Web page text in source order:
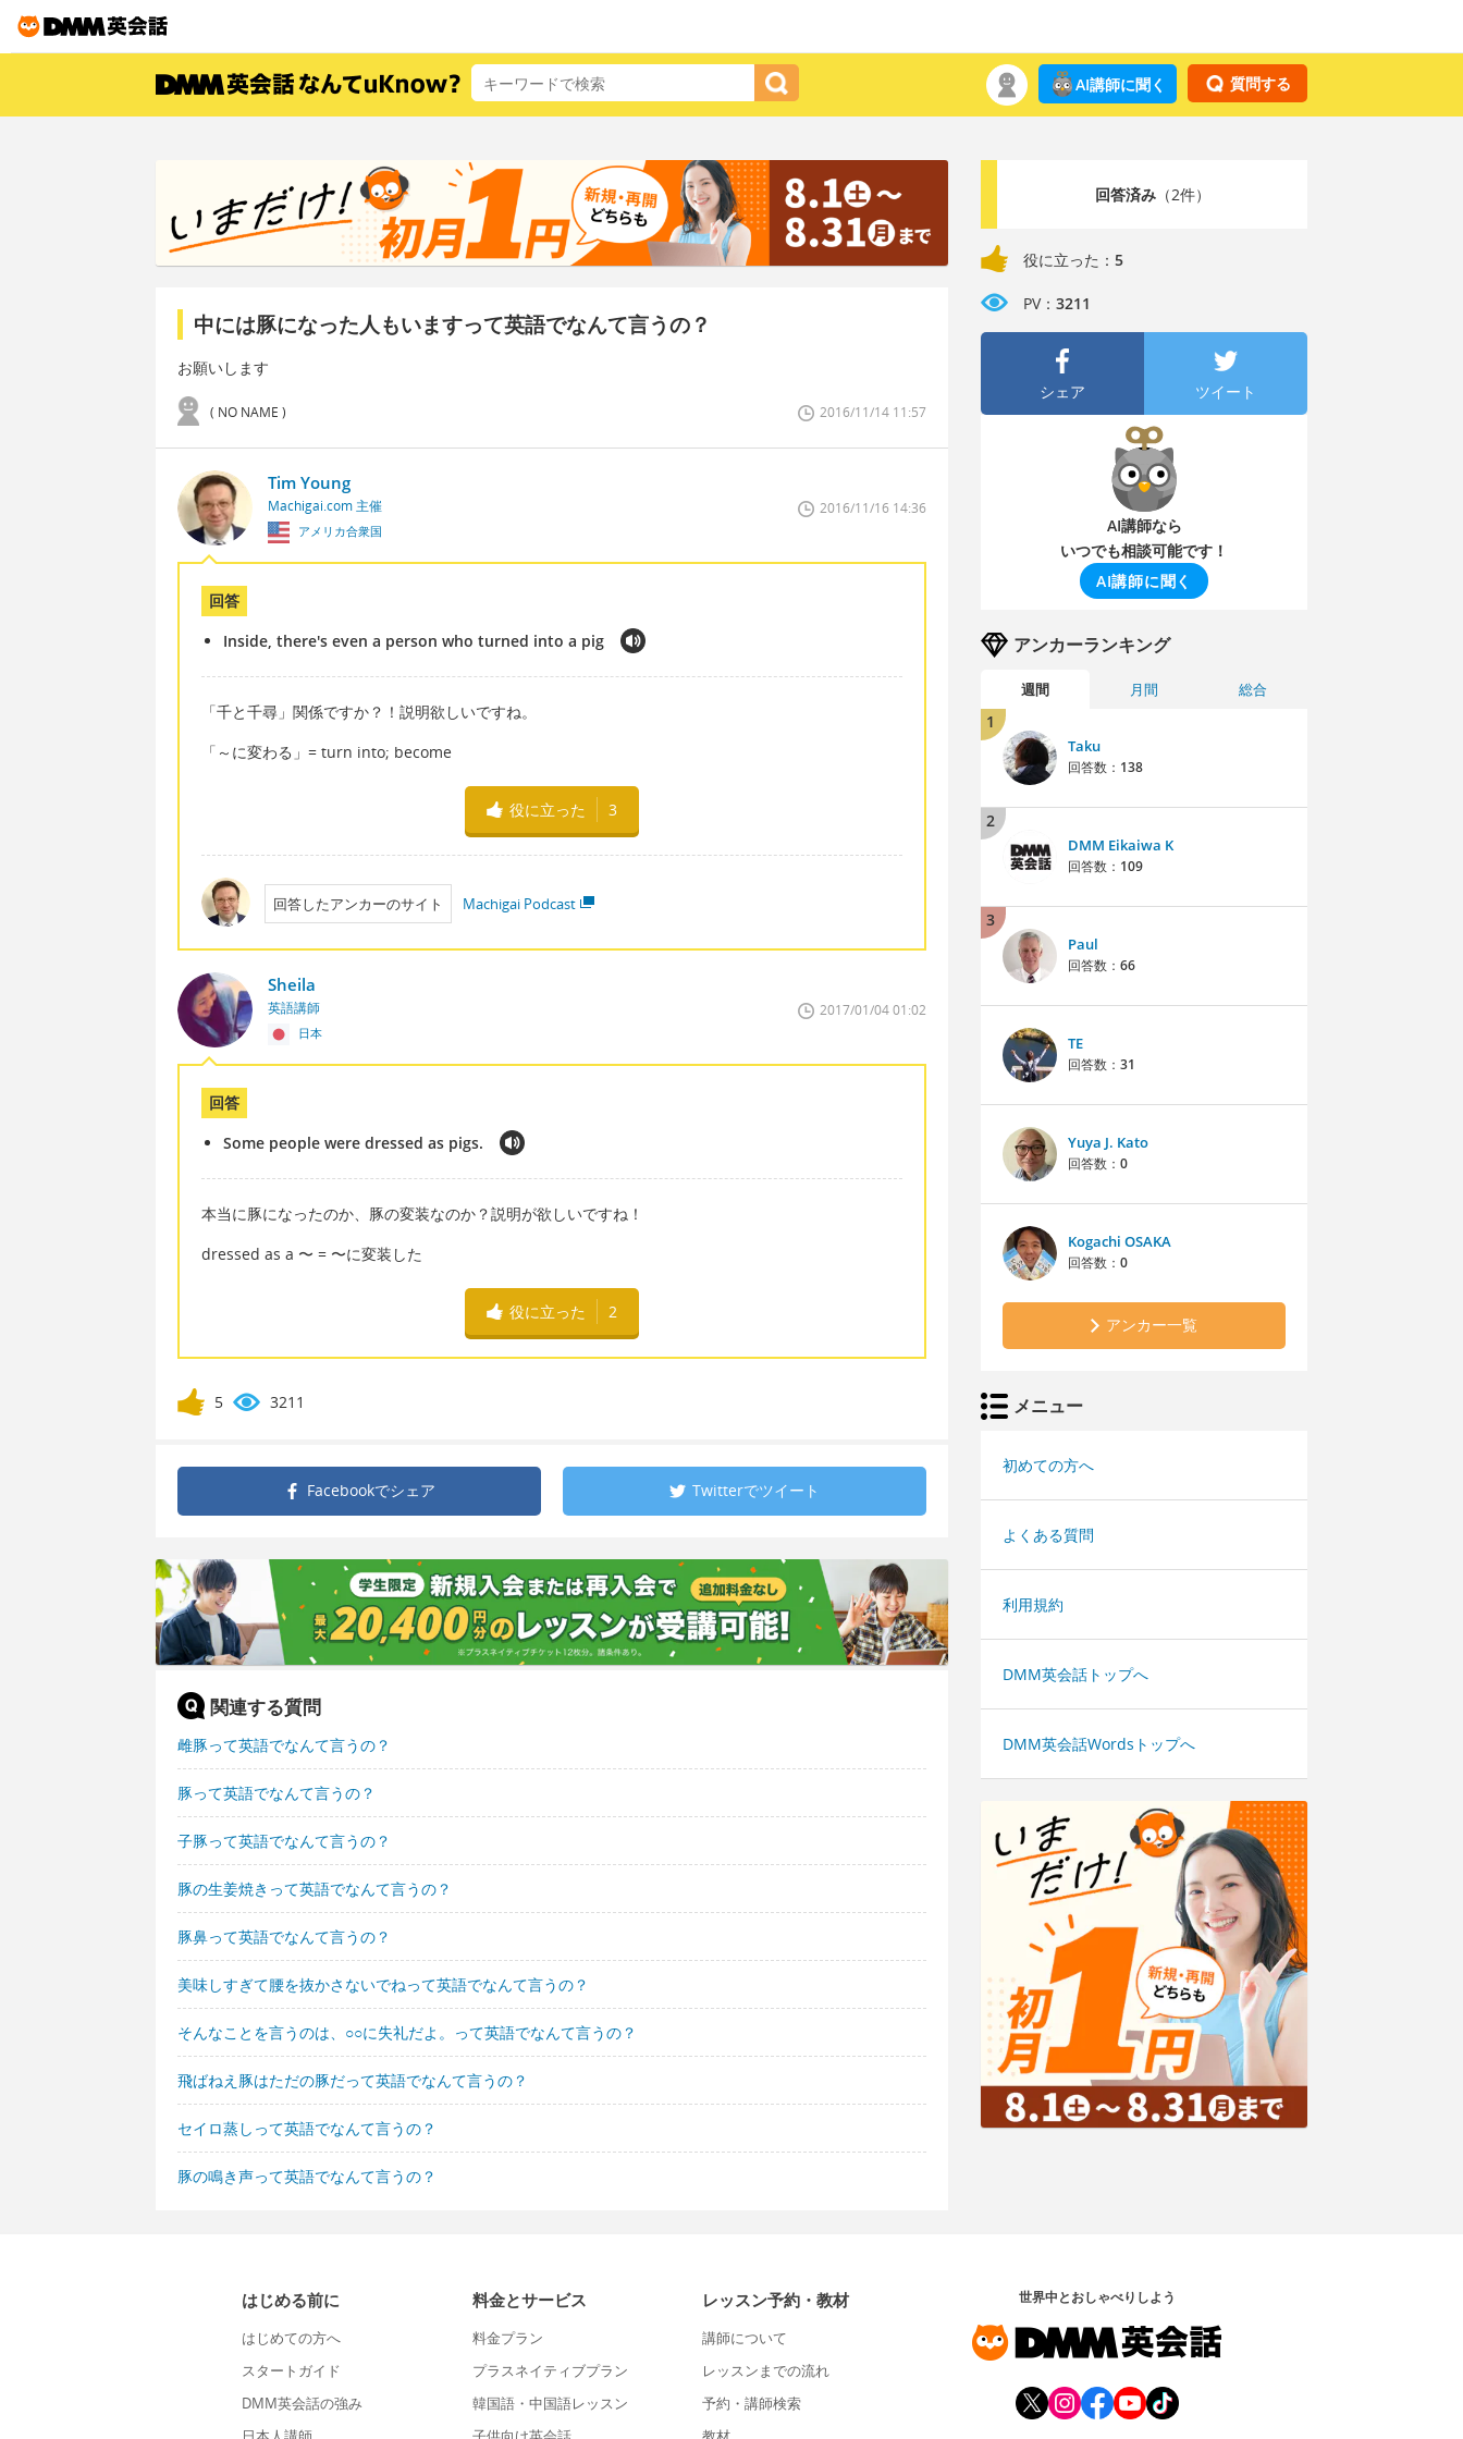
質問する
AI講師に聞く
中には豚になった人もいますって英語でなんて言うの？
お願いします
( NO NAME ) 2016/11/14 11:57
Tim Young
Machigai.com 主催
アメリカ合衆国
2016/11/16 14:36
回答
Inside, there's even a person who turned into a pig
「千と千尋」関係ですか？！説明欲しいですね。
「～に変わる」= turn into; become
役に立った 3
回答したアンカーのサイト Machigai Podcast
Sheila
英語講師
日本
2017/01/04 01:02
回答
Some people were dressed as pigs.
本当に豚になったのか、豚の変装なのか？説明が欲しいですね！
dressed as a 〜 = 〜に変装した
役に立った 2
5 3211
Facebookでシェア Twitterでツイート
関連する質問
雌豚って英語でなんて言うの？
豚って英語でなんて言うの？
子豚って英語でなんて言うの？
豚の生姜焼きって英語でなんて言うの？
豚鼻って英語でなんて言うの？
美味しすぎて腰を抜かさないでねって英語でなんて言うの？
そんなことを言うのは、○○に失礼だよ。って英語でなんて言うの？
飛ばねえ豚はただの豚だって英語でなんて言うの？
セイロ蒸しって英語でなんて言うの？
豚の鳴き声って英語でなんて言うの？
回答済み（2件）
役に立った： 5
PV： 3211
シェア ツイート
AI講師なら
いつでも相談可能です！
AI講師に聞く
アンカーランキング
週間 月間 総合
1
Taku
回答数： 138
2
DMM Eikaiwa K
回答数： 109
3
Paul
回答数： 66
TE
回答数： 31
Yuya J. Kato
回答数： 0
Kogachi OSAKA
回答数： 0
アンカー一覧
メニュー
初めての方へ
よくある質問
利用規約
DMM英会話トップへ
DMM英会話Wordsトップへ
はじめる前に
はじめての方へ
スタートガイド
DMM英会話の強み
料金とサービス
料金プラン
プラスネイティブプラン
韓国語・中国語レッスン
レッスン予約・教材
講師について
レッスンまでの流れ
予約・講師検索
世界中とおしゃべりしよう